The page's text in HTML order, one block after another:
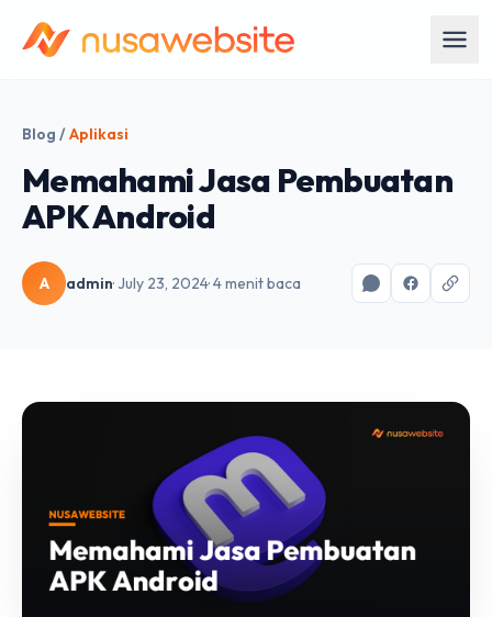
Blog /Aplikasi
Memahami Jasa Pembuatan
APK Android
A admin· July 23, 2024· 4 menit baca